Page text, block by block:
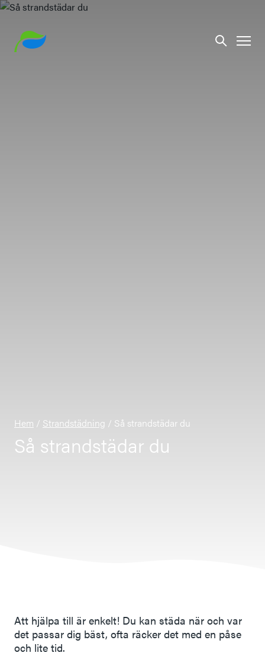
Hem / Strandstädning / Så strandstädar du
Så strandstädar du
Att hjälpa till är enkelt! Du kan städa när och var
det passar dig bäst, ofta räcker det med en påse
och lite tid.